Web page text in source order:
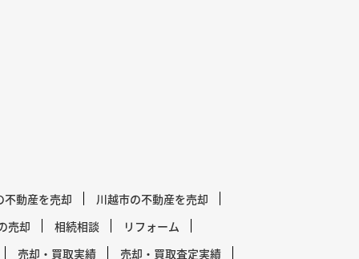
不動産を売却
川越市の不動産を売却
売却
相続相談
リフォーム
売却・買取実績
売却・買取査定実績